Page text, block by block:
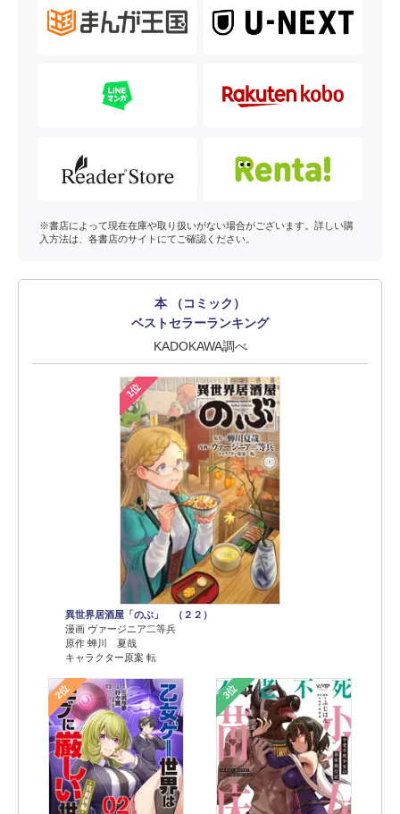
※書店によって現在在庫や取り扱いがない場合がございます。詳しい購
入方法は、各書店のサイトにてご確認ください。
本 （コミック）
ベストセラーランキング
KADOKAWA調べ
1位
異世界居酒屋「のぶ」 （２２）
漫画 ヴァージニア二等兵
原作 蝉川 夏哉
キャラクター原案 転
2位 3位